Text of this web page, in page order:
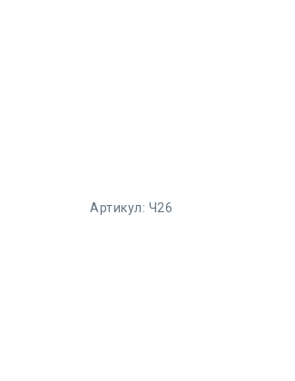
Артикул: Ч26